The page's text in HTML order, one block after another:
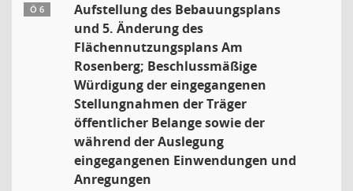
Ö 6
Aufstellung des Bebauungsplans
und 5. Änderung des
Flächennutzungsplans Am
Rosenberg; Beschlussmäßige
Würdigung der eingegangenen
Stellungnahmen der Träger
öffentlicher Belange sowie der
während der Auslegung
eingegangenen Einwendungen und
Anregungen